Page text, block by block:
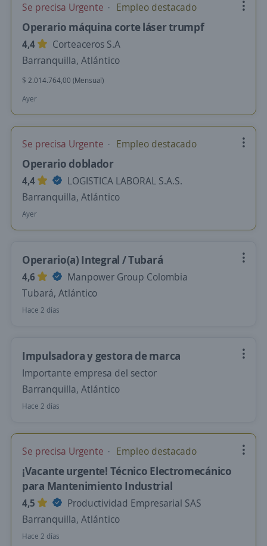
Se precisa Urgente Empleo destacado
Operario máquina corte láser trumpf
4,4
Corteaceros S.A
Barranquilla, Atlántico
$ 2.014.764,00 (Mensual)
Ayer
Se precisa Urgente Empleo destacado
Operario doblador
4,4
LOGISTICA LABORAL S.A.S.
Barranquilla, Atlántico
Ayer
Operario(a) Integral / Tubará
4,6
Manpower Group Colombia
Tubará, Atlántico
Hace 2 días
Impulsadora y gestora de marca
Importante empresa del sector
Barranquilla, Atlántico
Hace 2 días
Se precisa Urgente Empleo destacado
¡Vacante urgente! Técnico Electromecánico
para Mantenimiento Industrial
4,5
Productividad Empresarial SAS
Barranquilla, Atlántico
Hace 2 días